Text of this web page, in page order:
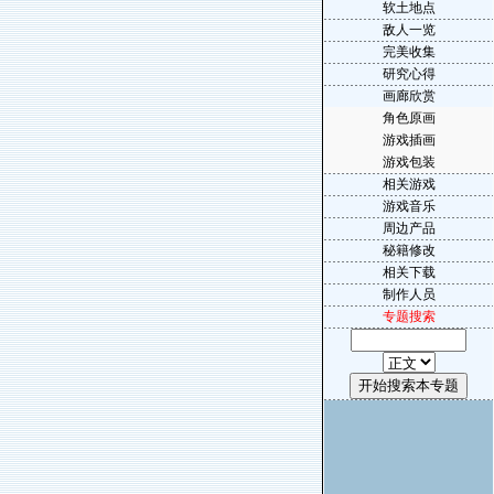
软土地点
敌人一览
完美收集
研究心得
画廊欣赏
角色原画
游戏插画
游戏包装
相关游戏
游戏音乐
周边产品
秘籍修改
相关下载
制作人员
专题搜索